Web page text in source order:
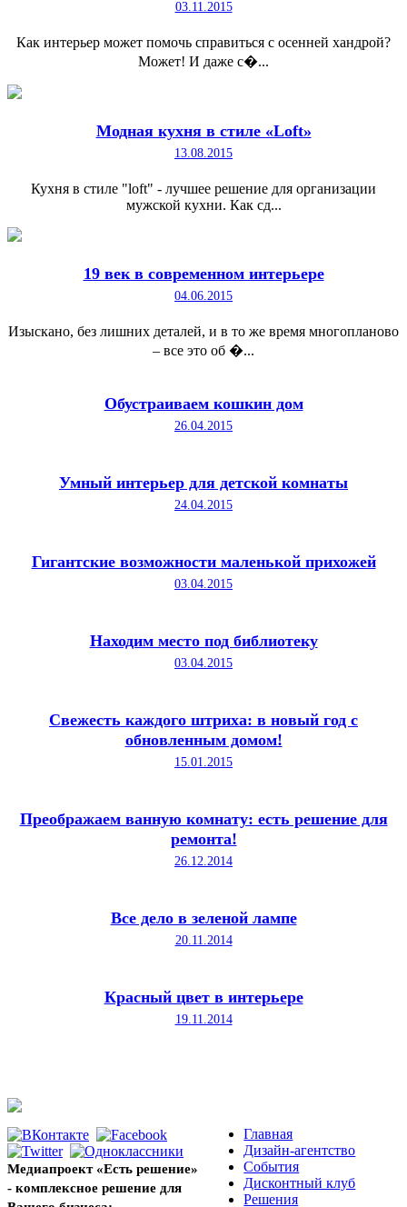
03.11.2015
Как интерьер может помочь справиться с осенней хандрой?
Может! И даже с�...
Модная кухня в стиле «Loft»
13.08.2015
Кухня в стиле "loft" - лучшее решение для организации
мужской кухни. Как сд...
19 век в современном интерьере
04.06.2015
Изыскано, без лишних деталей, и в то же время многопланово
– все это об �...
Обустраиваем кошкин дом
26.04.2015
Умный интерьер для детской комнаты
24.04.2015
Гигантские возможности маленькой прихожей
03.04.2015
Находим место под библиотеку
03.04.2015
Свежесть каждого штриха: в новый год с
обновленным домом!
15.01.2015
Преображаем ванную комнату: есть решение для
ремонта!
26.12.2014
Все дело в зеленой лампе
20.11.2014
Красный цвет в интерьере
19.11.2014
Медиапроект «Есть решение»
- комплексное решение для
Главная
Дизайн-агентство
События
Дисконтный клуб
Решения